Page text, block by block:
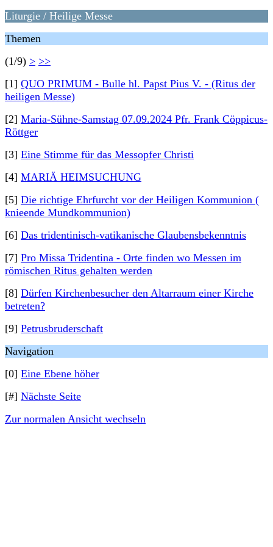
Liturgie / Heilige Messe
Themen
(1/9) > >>
[1] QUO PRIMUM - Bulle hl. Papst Pius V. - (Ritus der
heiligen Messe)
[2] Maria-Sühne-Samstag 07.09.2024 Pfr. Frank Cöppicus-
Röttger
[3] Eine Stimme für das Messopfer Christi
[4] MARIÄ HEIMSUCHUNG
[5] Die richtige Ehrfurcht vor der Heiligen Kommunion (
knieende Mundkommunion)
[6] Das tridentinisch-vatikanische Glaubensbekenntnis
[7] Pro Missa Tridentina - Orte finden wo Messen im
römischen Ritus gehalten werden
[8] Dürfen Kirchenbesucher den Altarraum einer Kirche
betreten?
[9] Petrusbruderschaft
Navigation
[0] Eine Ebene höher
[#] Nächste Seite
Zur normalen Ansicht wechseln